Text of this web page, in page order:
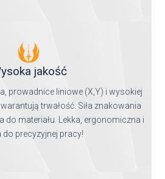
jakość
prowadnice liniowe (X,Y) i wysokiej
trwałość. Siła znakowania
do materiału. Lekka, ergonomiczna i
do precyzyjnej pracy!